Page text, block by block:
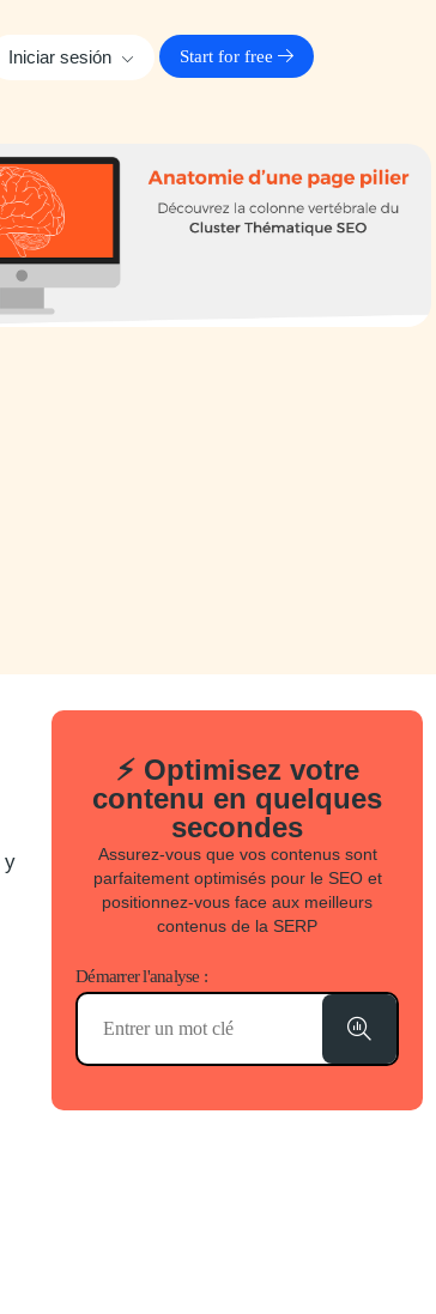
Iniciar sesión Start for free
y
⚡ Optimisez votre
contenu en quelques
secondes
Assurez-vous que vos contenus sont
parfaitement optimisés pour le SEO et
positionnez-vous face aux meilleurs
contenus de la SERP
Démarrer l'analyse :